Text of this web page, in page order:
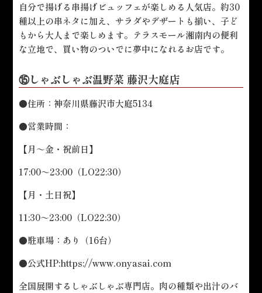
自分で揚げる串揚げビュッフェが楽しめる人気店。約30
種以上の串ネタに加え、サラダやデザートも揃い、子ど
もから大人まで楽しめます。テラスモール湘南内の便利
な立地で、買い物のついでに夢中になれるお店です。
⑮しゃぶしゃぶ温野菜 藤沢大庭店
●住所：神奈川県藤沢市大庭5134
●営業時間：
【月～金・祝前日】
17:00～23:00（LO22:30）
【月・土日祝】
11:30～23:00（LO22:30）
●駐車場：あり（16台）
●公式HP:https://www.onyasai.com
全国展開するしゃぶしゃぶ専門店。肉の種類や出汁のバ